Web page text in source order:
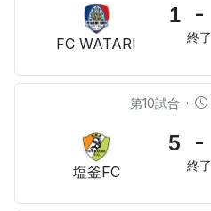
FC WATARI
1 -
終了
第10試合 ·
塩釜FC
5 -
終了